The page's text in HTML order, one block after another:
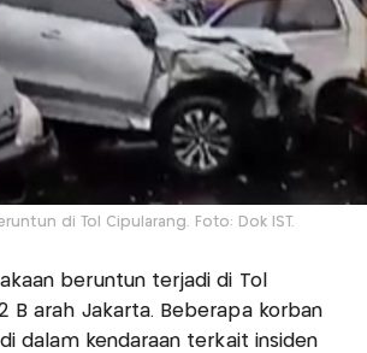
di Tol Cipularang. Foto: Dok IST.
beruntun terjadi di Tol
B arah Jakarta. Beberapa korban
dalam kendaraan terkait insiden